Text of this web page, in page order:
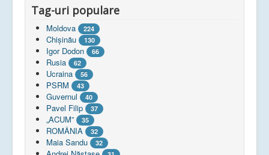
Tag-uri populare
Moldova 224
Chişinău 130
Igor Dodon 66
Rusia 62
Ucraina 56
PSRM 43
Guvernul 40
Pavel Filip 37
„ACUM” 35
ROMÂNIA 32
Maia Sandu 32